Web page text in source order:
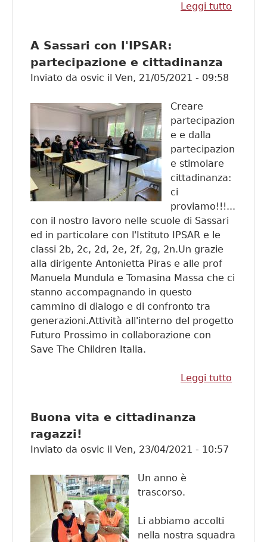
Leggi tutto
della
A Sassari con l'IPSAR:
partecipazione e cittadinanza
Inviato da osvic il Ven, 21/05/2021 - 09:58
Creare
partecipazion
e e dalla
partecipazion
e stimolare
cittadinanza:
ci
proviamo!!!...
con il nostro lavoro nelle scuole di Sassari
ed in particolare con l'Istituto IPSAR e le
classi 2b, 2c, 2d, 2e, 2f, 2g, 2n.Un grazie
alla dirigente Antonietta Piras e alle prof
Manuela Mundula e Tomasina Massa che ci
stanno accompagnando in questo
cammino di dialogo e di confronto tra
generazioni.Attività all'interno del progetto
Futuro Prossimo in collaborazione con
Save The Children Italia.
Leggi tutto
Buona vita e cittadinanza
ragazzi!
Inviato da osvic il Ven, 23/04/2021 - 10:57
Un anno è
trascorso.
Li abbiamo accolti
nella nostra squadra